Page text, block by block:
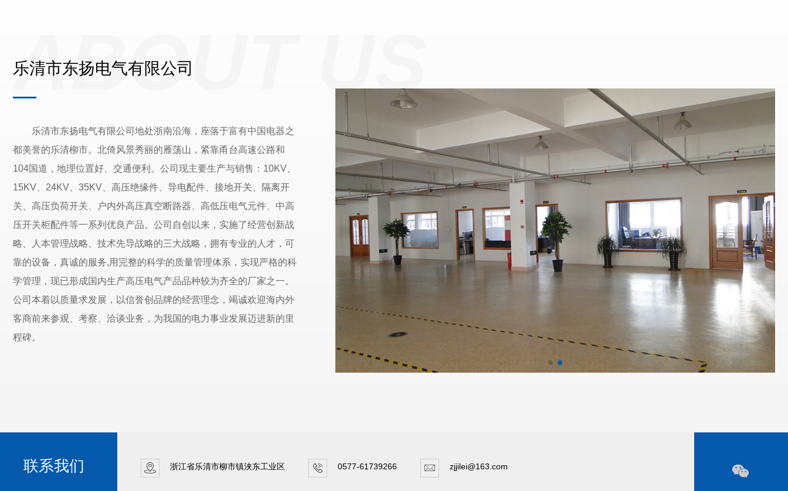
乐清市东扬电气有限公司
ABOUT US
乐清市东扬电气有限公司地处浙南沿海，座落于富有中国电器之
都美誉的乐清柳市。北倚风景秀丽的雁荡山，紧靠甬台高速公路和
104国道，地理位置好、交通便利。公司现主要生产与销售：10KV、
15KV、24KV、35KV、高压绝缘件、导电配件、接地开关、隔离开
关、高压负荷开关、户内外高压真空断路器、高低压电气元件、中高
压开关柜配件等一系列优良产品。公司自创以来，实施了经营创新战
略、人本管理战略、技术先导战略的三大战略，拥有专业的人才，可
靠的设备，真诚的服务,用完整的科学的质量管理体系，实现严格的科
学管理，现已形成国内生产高压电气产品品种较为齐全的厂家之一。
公司本着以质量求发展，以信誉创品牌的经营理念，竭诚欢迎海内外
客商前来参观、考察、洽谈业务，为我国的电力事业发展迈进新的里
程碑。
联系我们 浙江省乐清市柳市镇浃东工业区 0577-61739266 zjjilei@163.com